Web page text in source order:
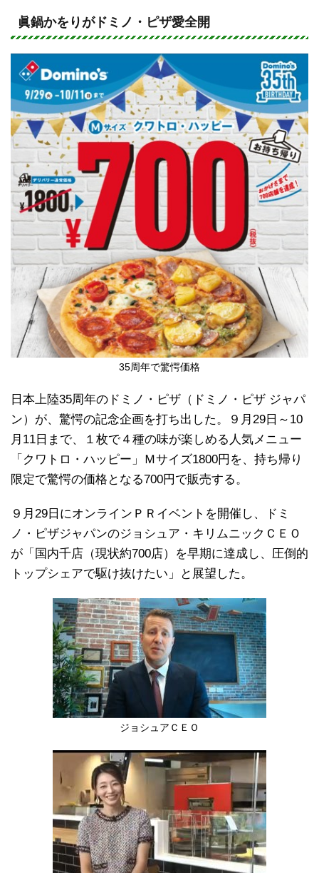
e
c
e
b
o
o
k
眞鍋かをりがドミノ・ピザ愛全開
35周年で驚愕価格
日本上陸35周年のドミノ・ピザ（ドミノ・ピザ ジャパ
ン）が、驚愕の記念企画を打ち出した。９月29日～10
月11日まで、１枚で４種の味が楽しめる人気メニュー
「クワトロ・ハッピー」Ｍサイズ1800円を、持ち帰り
限定で驚愕の価格となる700円で販売する。
９月29日にオンラインＰＲイベントを開催し、ドミ
ノ・ピザジャパンのジョシュア・キリムニックＣＥＯ
が「国内千店（現状約700店）を早期に達成し、圧倒的
トップシェアで駆け抜けたい」と展望した。
ジョシュアＣＥＯ